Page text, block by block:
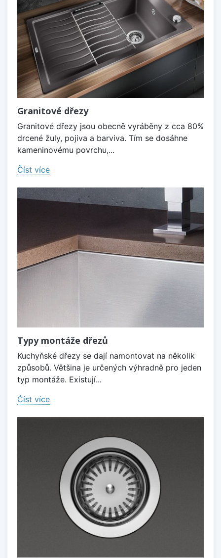
Granitové dřezy
Granitové dřezy jsou obecně vyráběny z cca 80%
drcené žuly, pojiva a barviva. Tím se dosáhne
kameninovému povrchu,...
Číst více
Typy montáže dřezů
Kuchyňské dřezy se dají namontovat na několik
způsobů. Většina je určených výhradně pro jeden
typ montáže. Existují...
Číst více